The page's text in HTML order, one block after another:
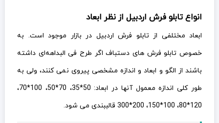
انواع تابلو فرش اردبیل از نظر ابعاد
ابعاد مختلفی از تابلو فرش اردبیل در بازار موجود است. به
خصوص تابلو فرش های دستباف اگر طرح فی البداهه‌ای داشته
باشند از الگو و ابعاد و اندازه مشخصی پیروی نمی کنند، ولی به
طور کلی اندازه معمول آنها در ابعاد: 50*35، 70*50، 100*70،
120*80، 100*150، 200*300 قالببندی می شود.